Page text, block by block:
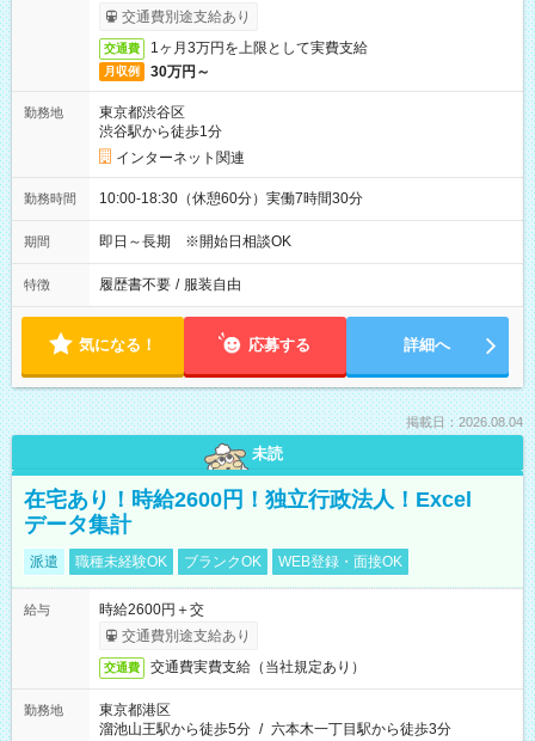
受取りサービス利用可（利用条件有）
交通費別途支給あり
交通費 1ヶ月3万円を上限として実費支給
月収例 30万円～
勤務地
東京都渋谷区
渋谷駅から徒歩1分
インターネット関連
勤務時間 10:00-18:30（休憩60分）実働7時間30分
期間 即日～長期 ※開始日相談OK
特徴 履歴書不要 / 服装自由
気になる！ 応募する 詳細へ
掲載日：2026.08.04
未読
在宅あり！時給2600円！独立行政法人！Excel
データ集計
派遣 職種未経験OK ブランクOK WEB登録・面接OK
給与
時給2600円＋交
交通費別途支給あり
交通費 交通費実費支給（当社規定あり）
勤務地
東京都港区
溜池山王駅から徒歩5分 / 六本木一丁目駅から徒歩3分